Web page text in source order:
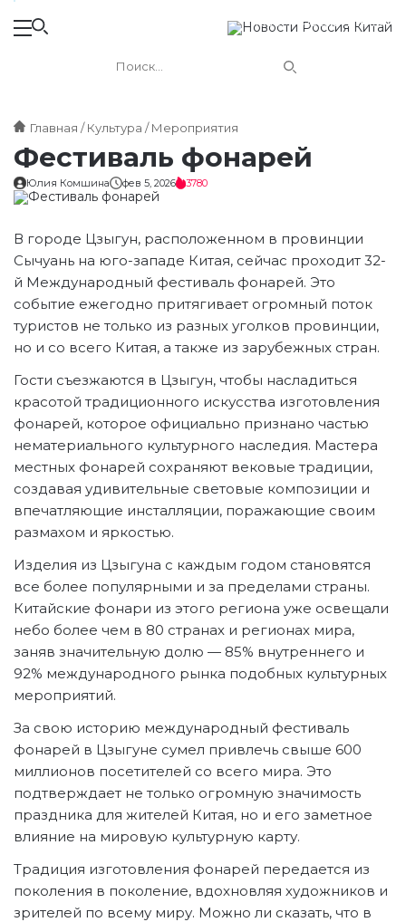
Новости России и Китая
Главная Культура Мероприятия
Фестиваль фонарей
Юлия Комшина фев 5, 2026 3780
В городе Цзыгун, расположенном в провинции
Сычуань на юго-западе Китая, сейчас проходит 32-
й Международный фестиваль фонарей. Это
событие ежегодно притягивает огромный поток
туристов не только из разных уголков провинции,
но и со всего Китая, а также из зарубежных стран.
Гости съезжаются в Цзыгун, чтобы насладиться
красотой традиционного искусства изготовления
фонарей, которое официально признано частью
нематериального культурного наследия. Мастера
местных фонарей сохраняют вековые традиции,
создавая удивительные световые композиции и
впечатляющие инсталляции, поражающие своим
размахом и яркостью.
Изделия из Цзыгуна с каждым годом становятся
все более популярными и за пределами страны.
Китайские фонари из этого региона уже освещали
небо более чем в 80 странах и регионах мира,
заняв значительную долю — 85% внутреннего и
92% международного рынка подобных культурных
мероприятий.
За свою историю международный фестиваль
фонарей в Цзыгуне сумел привлечь свыше 600
миллионов посетителей со всего мира. Это
подтверждает не только огромную значимость
праздника для жителей Китая, но и его заметное
влияние на мировую культурную карту.
Традиция изготовления фонарей передается из
поколения в поколение, вдохновляя художников и
зрителей по всему миру. Можно ли сказать, что в